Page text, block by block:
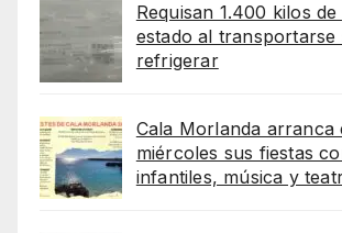
Requisan 1.400 kilos
estado al transportarse
refrigerar
Cala Morlanda arranca
miércoles sus fiestas
infantiles, música y